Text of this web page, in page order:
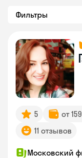
Фильтры
5 от
11 отзывов
Московский